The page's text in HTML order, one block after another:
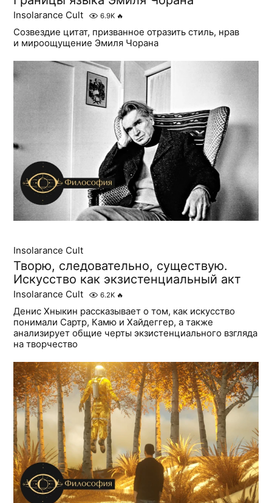
Insolarance Cult 6.9K 🔥
Созвездие цитат, призванное отразить стиль, нрав
и мироощущение Эмиля Чорана
Insolarance Cult
Творю, следовательно, существую.
Искусство как экзистенциальный акт
Insolarance Cult 6.2K 🔥
Денис Хныкин рассказывает о том, как искусство
понимали Сартр, Камю и Хайдеггер, а также
анализирует общие черты экзистенциального взгляда
на творчество